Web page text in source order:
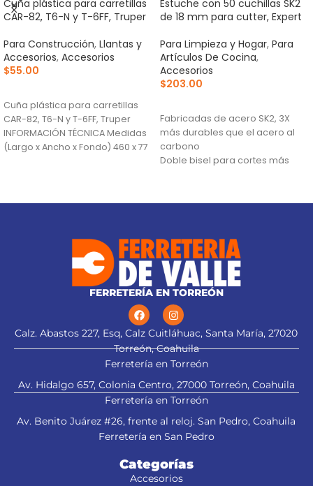
Cuña plástica para carretillas
CAR-82, T6-N y T-6FF, Truper
Para Construcción, Llantas y
Accesorios, Accesorios
$55.00
Cuña plástica para carretillas
CAR-82, T6-N y T-6FF, Truper
INFORMACIÓN TÉCNICA Medidas
(Largo x Ancho x Fondo) 460 x 77
Estuche con 50 cuchillas SK2
de 18 mm para cutter, Expert
Para Limpieza y Hogar, Para
Artículos De Cocina,
Accesorios
$203.00
Fabricadas de acero SK2, 3X
más durables que el acero al
carbono
Doble bisel para cortes más
FERRETERÍA EN TORREÓN
Calz. Abastos 227, Esq, Calz Cuitláhuac, Santa María, 27020
Torreón, Coahuila
Ferretería en Torreón
Av. Hidalgo 657, Colonia Centro, 27000 Torreón, Coahuila
Ferretería en Torreón
Av. Benito Juárez #26, frente al reloj. San Pedro, Coahuila
Ferretería en San Pedro
Categorías
Accesorios